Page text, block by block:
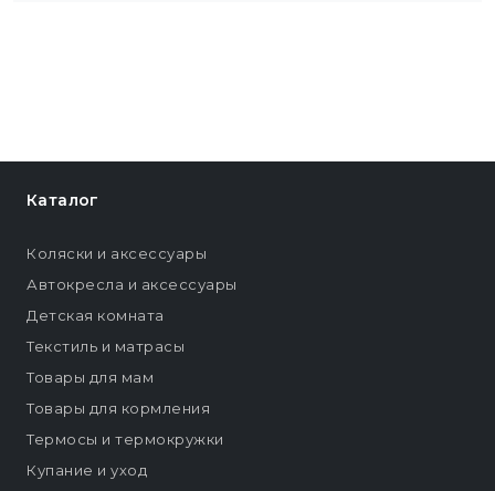
Каталог
Коляски и аксессуары
Автокресла и аксессуары
Детская комната
Текстиль и матрасы
Товары для мам
Товары для кормления
Термосы и термокружки
Купание и уход